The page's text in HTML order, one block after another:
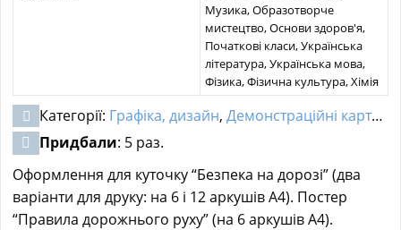
Музика, Образотворче
мистецтво, Основи здоров'я,
Початкові класи, Українська
література, Українська мова,
Фізика, Фізична культура, Хімія
Категорії: Графіка, дизайн, Демонстраційні картки для дошкільнят
Придбали: 5 раз.
Оформлення для куточку “Безпека на дорозі” (два
варіанти для друку: на 6 і 12 аркушів А4). Постер
“Правила дорожнього руху” (на 6 аркушів А4).